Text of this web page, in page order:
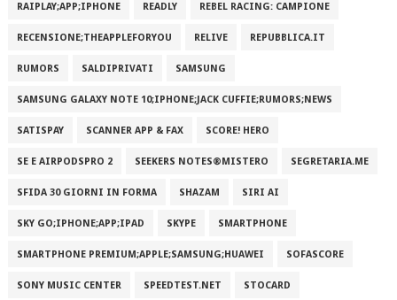
RAIPLAY;APP;IPHONE READLY REBEL RACING: CAMPIONE
RECENSIONE;THEAPPLEFORYOU RELIVE REPUBBLICA.IT
RUMORS SALDIPRIVATI SAMSUNG
SAMSUNG GALAXY NOTE 10;IPHONE;JACK CUFFIE;RUMORS;NEWS
SATISPAY SCANNER APP & FAX SCORE! HERO
SE E AIRPODSPRO 2 SEEKERS NOTES®MISTERO SEGRETARIA.ME
SFIDA 30 GIORNI IN FORMA SHAZAM SIRI AI
SKY GO;IPHONE;APP;IPAD SKYPE SMARTPHONE
SMARTPHONE PREMIUM;APPLE;SAMSUNG;HUAWEI SOFASCORE
SONY MUSIC CENTER SPEEDTEST.NET STOCARD